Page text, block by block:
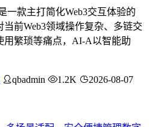
一款主打简化Web3交互体验的
前Web3领域操作复杂、多链交
用繁琐等痛点，AI-A以智能助
qbadmin 1.2K 2026-08-07